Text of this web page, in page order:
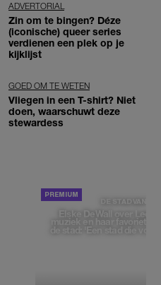
ADVERTORIAL
Zin om te bingen? Déze
(iconische) queer series
verdienen een plek op je
kijklijst
GOED OM TE WETEN
Vliegen in een T-shirt? Niet
doen, waarschuwt deze
stewardess
DE STAD VAN
Elske DeWall over
muziek en haar favoriete
de stad: 'Een stad die